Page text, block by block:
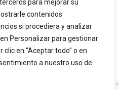
para mejorar su
contenidos
si procediera y analizar
Personalizar para gestionar
en “Aceptar todo” o en
a nuestro uso de